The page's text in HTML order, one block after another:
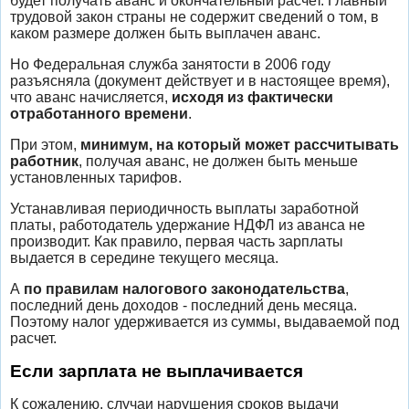
трудовой закон страны не содержит сведений о том, в
каком размере должен быть выплачен аванс.
Но Федеральная служба занятости в 2006 году
разъясняла (документ действует и в настоящее время),
что аванс начисляется, исходя из фактически
отработанного времени.
При этом, минимум, на который может рассчитывать
работник, получая аванс, не должен быть меньше
установленных тарифов.
Устанавливая периодичность выплаты заработной
платы, работодатель удержание НДФЛ из аванса не
производит. Как правило, первая часть зарплаты
выдается в середине текущего месяца.
А по правилам налогового законодательства,
последний день доходов - последний день месяца.
Поэтому налог удерживается из суммы, выдаваемой под
расчет.
Если зарплата не выплачивается
К сожалению, случаи нарушения сроков выдачи